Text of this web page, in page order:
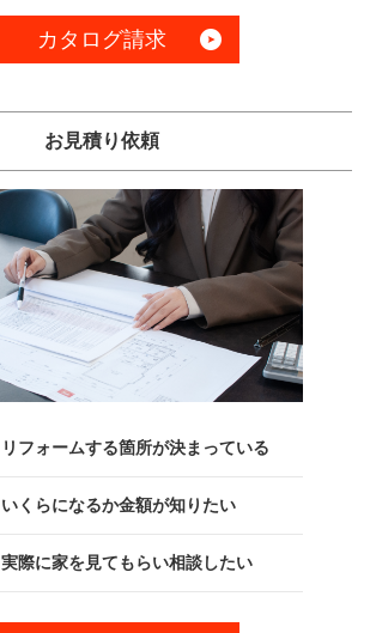
カタログ請求
お見積り依頼
リフォームする箇所が決まっている
いくらになるか金額が知りたい
実際に家を見てもらい相談したい